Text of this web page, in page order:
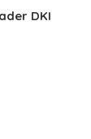
DKI